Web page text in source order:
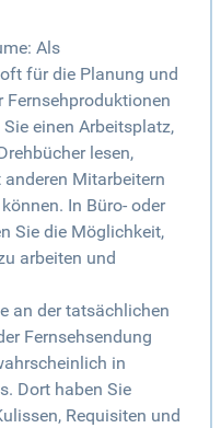
Als
für die Planung und
Fernsehproduktionen
einen Arbeitsplatz,
lesen,
Mitarbeitern
In Büro- oder
Sie die Möglichkeit,
arbeiten und
an der tatsächlichen
Fernsehsendung
in
Dort haben Sie
Requisiten und